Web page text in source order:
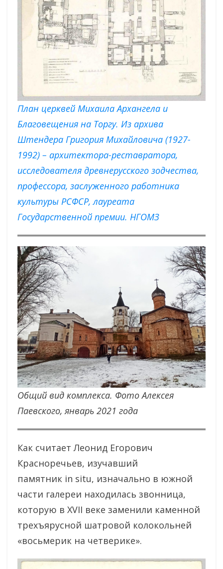
План церквей Михаила Архангела и
Благовещения на Торгу. Из архива
Штендера Григория Михайловича (1927-
1992) – архитектора-реставратора,
исследователя древнерусского зодчества,
профессора, заслуженного работника
культуры РСФСР, лауреата
Государственной премии. НГОМЗ
Общий вид комплекса. Фото Алексея
Паевского, январь 2021 года
Как считает Леонид Егорович
Красноречьев, изучавший
памятник in situ, изначально в южной
части галереи находилась звонница,
которую в XVII веке заменили каменной
трехъярусной шатровой колокольней
«восьмерик на четверике».